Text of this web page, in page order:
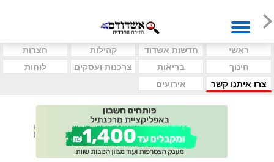
ראשי חדשות אשדוד קהילות
חצרות
חינוך
בריאות צרכנות ועסקים
לוחות
צרו איתנו קשר
אירועים